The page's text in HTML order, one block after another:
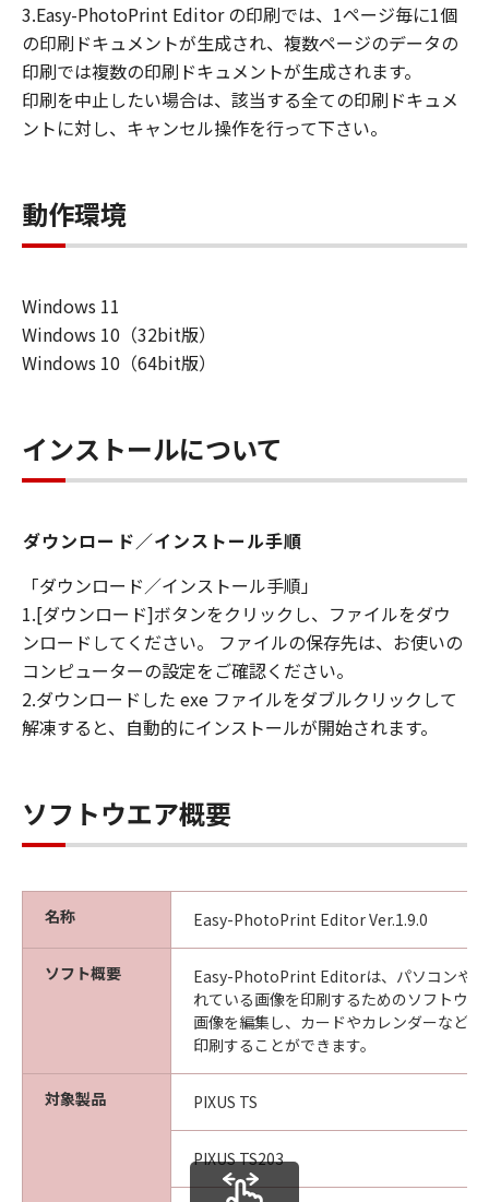
3.Easy-PhotoPrint Editor の印刷では、1ページ毎に1個
の印刷ドキュメントが生成され、複数ページのデータの
印刷では複数の印刷ドキュメントが生成されます。
印刷を中止したい場合は、該当する全ての印刷ドキュメ
ントに対し、キャンセル操作を行って下さい。
動作環境
Windows 11
Windows 10（32bit版）
Windows 10（64bit版）
インストールについて
ダウンロード／インストール手順
「ダウンロード／インストール手順」
1.[ダウンロード]ボタンをクリックし、ファイルをダウ
ンロードしてください。 ファイルの保存先は、お使いの
コンピューターの設定をご確認ください。
2.ダウンロードした exe ファイルをダブルクリックして
解凍すると、自動的にインストールが開始されます。
ソフトウエア概要
名称 Easy-PhotoPrint Editor Ver.1.9.0
ソフト概要
Easy-PhotoPrint Editorは、パソコンや
れている画像を印刷するためのソフトウエ
画像を編集し、カードやカレンダーなど
印刷することができます。
対象製品 PIXUS TS
PIXUS TS203